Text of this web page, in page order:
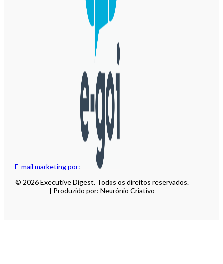
E-mail marketing por:
© 2026 Executive Digest. Todos os direitos reservados.
| Produzido por: Neurónio Criativo